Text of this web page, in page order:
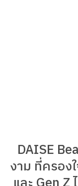
DAISE
งาม ที่ครอง